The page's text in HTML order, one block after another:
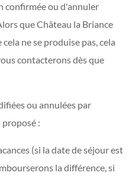
confirmée ou d'annuler
que Château la Briance
ne se produise pas, cela
contacterons dès que
ou annulées par
proposé :
(si la date de séjour est
la différence, si